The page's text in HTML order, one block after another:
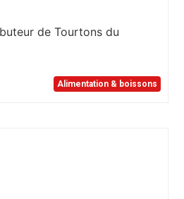
de Tourtons du
Alimentation & boissons